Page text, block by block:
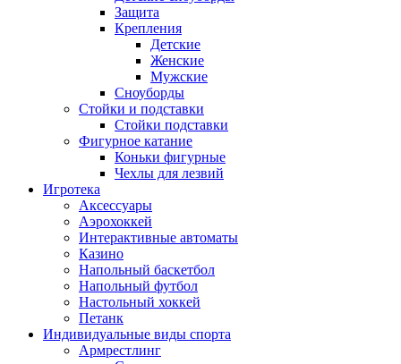
Защита
Крепления
Детские
Женские
Мужские
Сноуборды
Стойки и подставки
Cтойки подставки
Фигурное катание
Коньки фигурные
Чехлы для лезвий
Игротека
Аксессуары
Аэрохоккей
Интерактивные автоматы
Казино
Напольный баскетбол
Напольный футбол
Настольный хоккей
Петанк
Индивидуальные виды спорта
Армрестлинг